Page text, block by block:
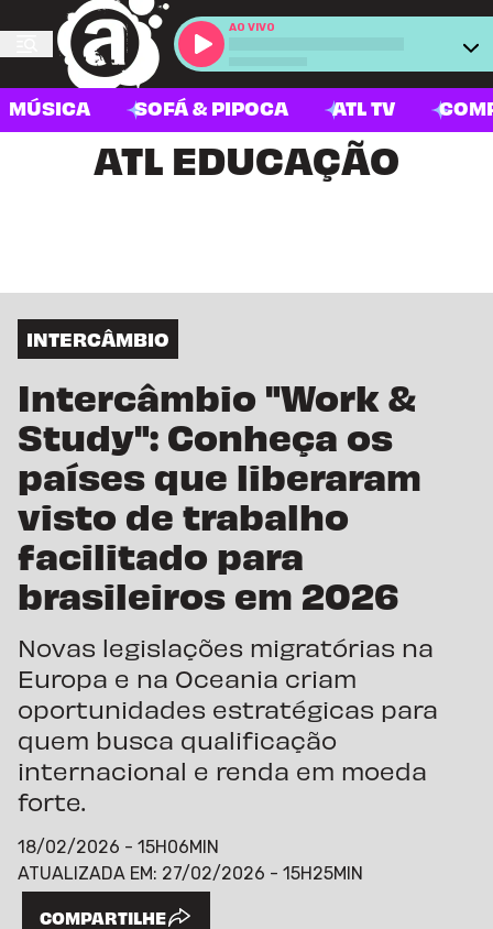
AO VIVO
MÚSICA SOFÁ & PIPOCA ATL TV
ATL EDUCAÇÃO
INTERCÂMBIO
Intercâmbio "Work &
Study": Conheça os
países que liberaram
visto de trabalho
facilitado para
brasileiros em 2026
Novas legislações migratórias na
Europa e na Oceania criam
oportunidades estratégicas para
quem busca qualificação
internacional e renda em moeda
forte.
18/02/2026 - 15H06MIN
ATUALIZADA EM: 27/02/2026 - 15H25MIN
COMPARTILHE